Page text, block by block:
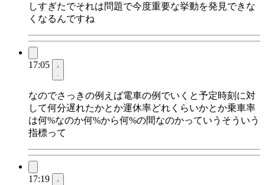
しすぎたでそれは問題で今度重要な挙動を発見できな
くなるんですね
17:05
なのでさっきの例えば電車の例でいくと予定時刻に対
して何分遅れたかとか運休率どれくらいかとか乗車率
は何%なのか何%から何%の間なのかっていうそういう
指標って
17:19